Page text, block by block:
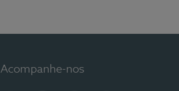
Acompanhe-nos